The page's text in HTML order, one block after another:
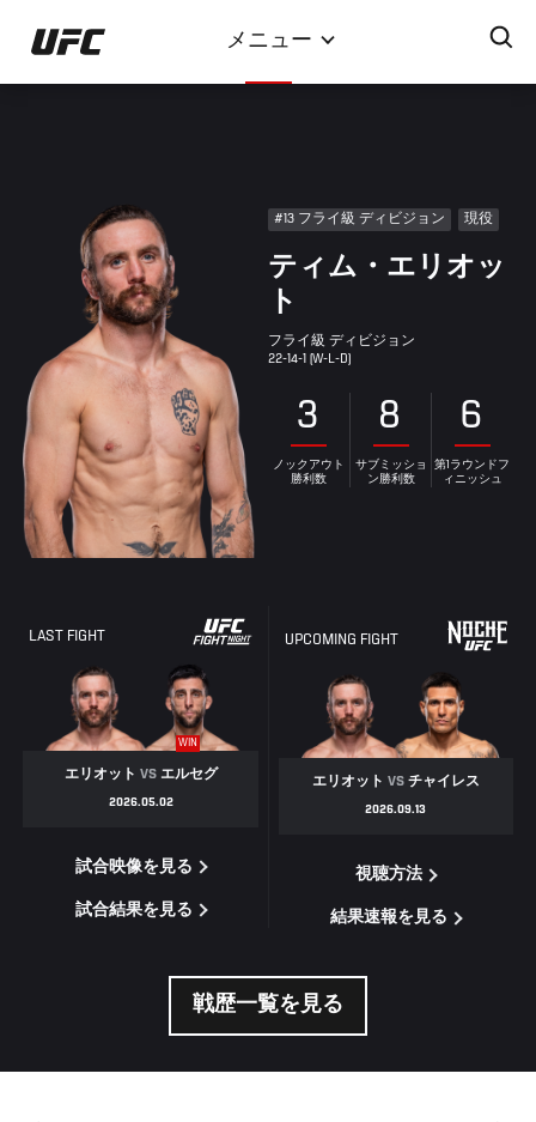
イ
ン
メニュー
#13 フライ級 ディビジョン 現役
ティム・エリオッ
ト
フライ級 ディビジョン
22-14-1 (W-L-D)
3
ノックアウト
勝利数
8
サブミッショ
ン勝利数
6
第1ラウンドフ
ィニッシュ
LAST FIGHT
WIN
エリオット VSエルセグ
2026.05.02
試合映像を見る
試合結果を見る
UPCOMING FIGHT
エリオット VSチャイレス
2026.09.13
視聴方法
結果速報を見る
戦歴一覧を見る